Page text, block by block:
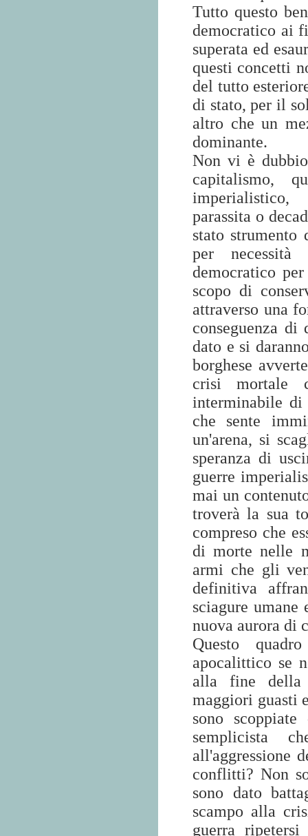
Tutto questo
democratico ai
superata ed
questi concetti
del tutto
di stato, per il
altro che un
dominante.
Non vi è
capitalismo,
imperialistico,
parassita o
stato strumento
per necessità
democratico
scopo di
attraverso una
conseguenza
dato e si
borghese
crisi mortale
interminabile
che sente
un'arena, si
speranza di
guerre
mai un
troverà la sua
compreso che
di morte nelle
armi che gli
definitiva
sciagure
nuova aurora di
Questo
apocalittico se
alla fine della
maggiori guasti
sono
semplicista
all'aggressione
conflitti? Non
sono dato
scampo alla
guerra